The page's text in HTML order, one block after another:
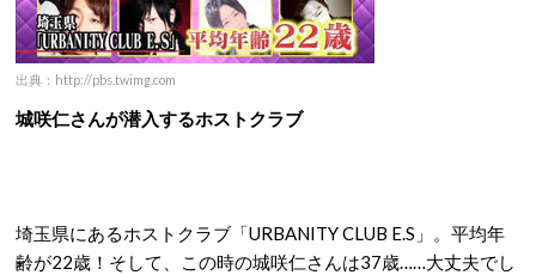
出典：http://pbs.twimg.com
城咲仁さんが潜入するホストクラブ
埼玉県にあるホストクラブ「URBANITY CLUB E.S」。平均年
齢が22歳！そして、この時の城咲仁さんは37歳……大丈夫でし